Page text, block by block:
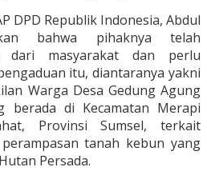
DPD Republik Indonesia, Abdul
bahwa pihaknya telah
dari masyarakat dan perlu
itu, diantaranya yakni
Warga Desa Gedung Agung
berada di Kecamatan Merapi
Provinsi Sumsel, terkait
tanah kebun yang
Persada.